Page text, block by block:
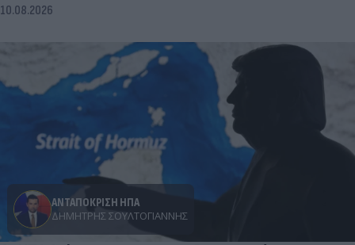
10.08.2026
ΑΝΤΑΠΟΚΡΙΣΗ ΗΠΑ
ΔΗΜΉΤΡΗΣ ΣΟΥΛΤΟΓΙΆΝΝΗΣ